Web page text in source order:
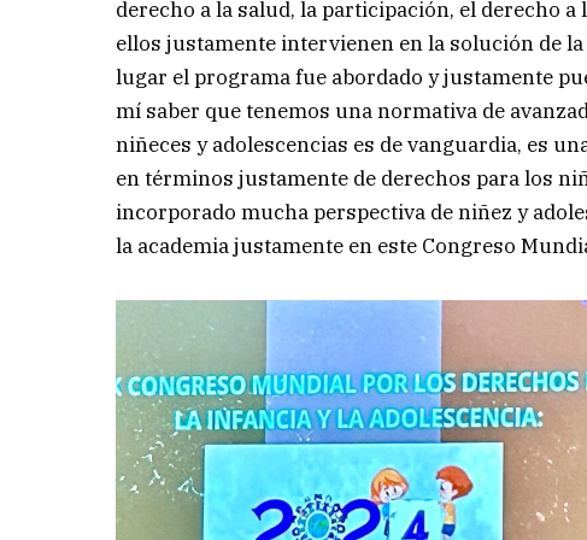
derecho a la salud, la participación, el derecho
ellos justamente intervienen en la solución de
lugar el programa fue abordado y justamente
mí saber que tenemos una normativa de
niñeces y adolescencias es de vanguardia, es
en términos justamente de derechos para los
incorporado mucha perspectiva de niñez y
la academia justamente en este Congreso